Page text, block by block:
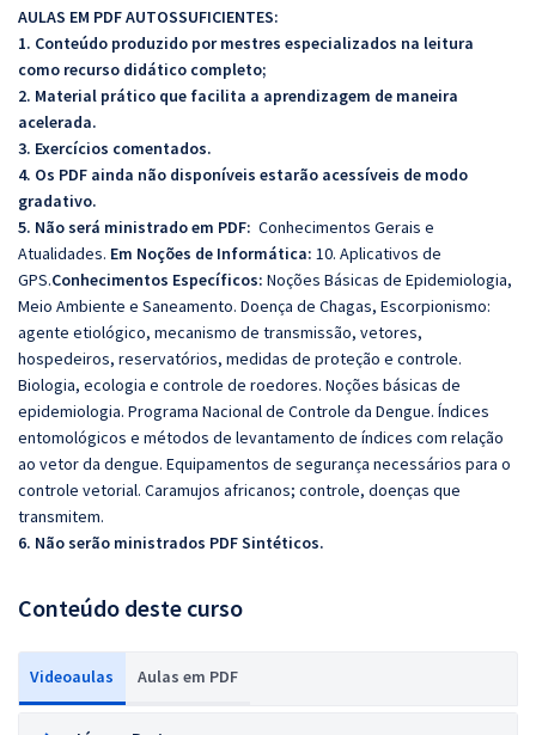
AULAS EM PDF AUTOSSUFICIENTES:
1. Conteúdo produzido por mestres especializados na leitura
como recurso didático completo;
2. Material prático que facilita a aprendizagem de maneira
acelerada.
3. Exercícios comentados.
4. Os PDF ainda não disponíveis estarão acessíveis de modo
gradativo.
5. Não será ministrado em PDF: Conhecimentos Gerais e
Atualidades. Em Noções de Informática: 10. Aplicativos de
GPS.Conhecimentos Específicos: Noções Básicas de Epidemiologia,
Meio Ambiente e Saneamento. Doença de Chagas, Escorpionismo:
agente etiológico, mecanismo de transmissão, vetores,
hospedeiros, reservatórios, medidas de proteção e controle.
Biologia, ecologia e controle de roedores. Noções básicas de
epidemiologia. Programa Nacional de Controle da Dengue. Índices
entomológicos e métodos de levantamento de índices com relação
ao vetor da dengue. Equipamentos de segurança necessários para o
controle vetorial. Caramujos africanos; controle, doenças que
transmitem.
6. Não serão ministrados PDF Sintéticos.
Conteúdo deste curso
Videoaulas Aulas em PDF